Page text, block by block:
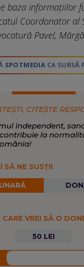
baza informațiilor
Coordonator al
Pavel,
SPOTMEDIA CA SURSĂ
CITEȘTE
independent,
la
SĂ NE SUSȚII
CARE VREI SĂ O
50 LEI